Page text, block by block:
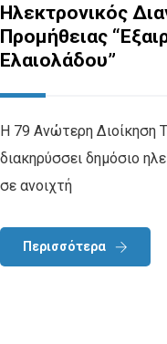
Ηλεκτρονικός
Προμήθειας
Ελαιολάδου”
Η 79 Ανώτερη Διοίκηση
διακηρύσσει δημόσιο
σε ανοιχτή
Περισσότερα